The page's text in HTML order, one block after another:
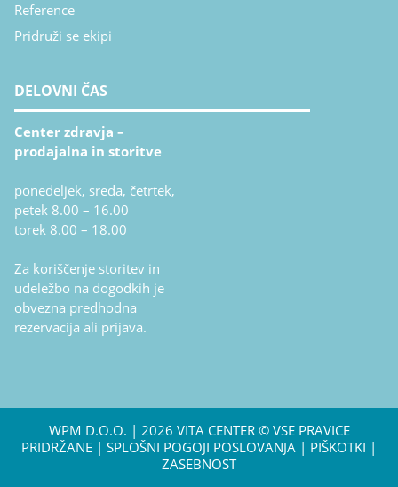
Reference
Pridruži se ekipi
DELOVNI ČAS
Center zdravja –
prodajalna in storitve
ponedeljek, sreda, četrtek,
petek 8.00 – 16.00
torek 8.00 – 18.00
Za koriščenje storitev in
udeležbo na dogodkih je
obvezna predhodna
rezervacija ali prijava.
WPM D.O.O. | 2026 VITA CENTER © VSE PRAVICE
PRIDRŽANE | SPLOŠNI POGOJI POSLOVANJA | PIŠKOTKI |
ZASEBNOST